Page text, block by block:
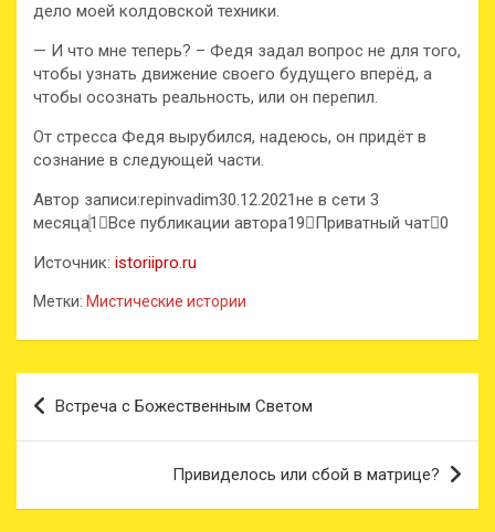
дело моей колдовской техники.
— И что мне теперь? – Федя задал вопрос не для того,
чтобы узнать движение своего будущего вперёд, а
чтобы осознать реальность, или он перепил.
От стресса Федя вырубился, надеюсь, он придёт в
сознание в следующей части.
Автор записи:repinvadim30.12.2021не в сети 3
месяца1 Все публикации автора19 Приватный чат 0
Источник: istoriipro.ru
Метки: Мистические истории
Навигация
по
Встреча с Божественным Светом
Привиделось или сбой в матрице?